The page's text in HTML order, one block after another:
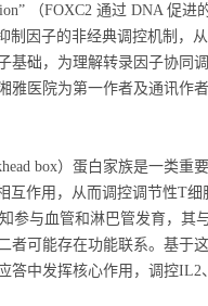
（FOXC2 通过 DNA 促
制因子的非经典调控机制，
基础，为理解转录因子协同
雅医院为第一作者及通讯作者
box）蛋白家族是一类重
互作用，从而调控调节性T
参与血管和淋巴管发育，其
者可能存在功能联系。基于
答中发挥核心作用，调控IL2